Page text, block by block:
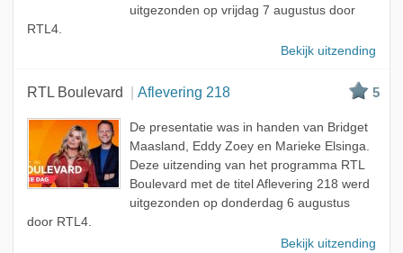
uitgezonden op vrijdag 7 augustus door
RTL4.
Bekijk uitzending
RTL Boulevard Aflevering 218 5
De presentatie was in handen van Bridget
Maasland, Eddy Zoey en Marieke Elsinga.
Deze uitzending van het programma RTL
Boulevard met de titel Aflevering 218 werd
uitgezonden op donderdag 6 augustus
door RTL4.
Bekijk uitzending